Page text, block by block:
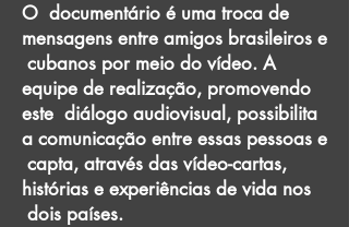
O documentário é uma troca de
mensagens entre amigos brasileiros e
cubanos por meio do vídeo. A
equipe de realização, promovendo
este diálogo audiovisual, possibilita
a comunicação entre essas pessoas e
capta, através das vídeo-cartas,
histórias e experiências de vida nos
dois países.